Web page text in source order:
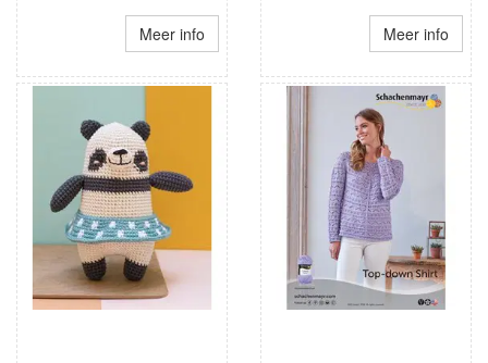
Meer info Meer info